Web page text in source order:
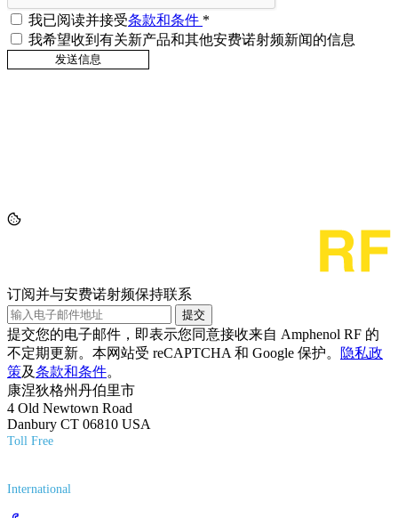
我已阅读并接受条款和条件 *
我希望收到有关新产品和其他安费诺射频新闻的信息
订阅并与安费诺射频保持联系
提交
提交您的电子邮件，即表示您同意接收来自 Amphenol RF 的
不定期更新。本网站受 reCAPTCHA 和 Google 保护。
隐私政
策及条款和条件。
康涅狄格州丹伯里市
4 Old Newtown Road
Danbury CT 06810 USA
Toll Free
International